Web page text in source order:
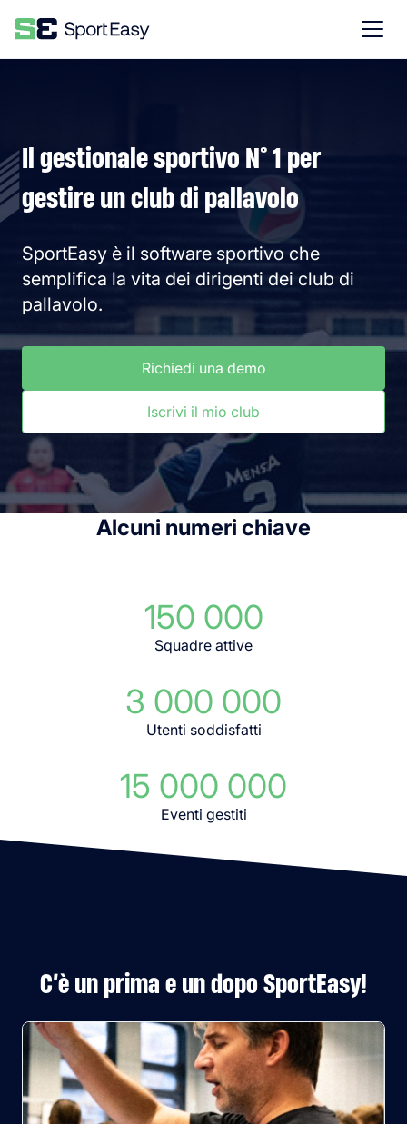
Il gestionale sportivo N° 1 per
gestire un club di pallavolo
SportEasy è il software sportivo che
semplifica la vita dei dirigenti dei club di
pallavolo.
Richiedi una demo
Iscrivi il mio club
Alcuni numeri chiave
150 000
Squadre attive
3 000 000
Utenti soddisfatti
15 000 000
Eventi gestiti
C’è un prima e un dopo SportEasy!